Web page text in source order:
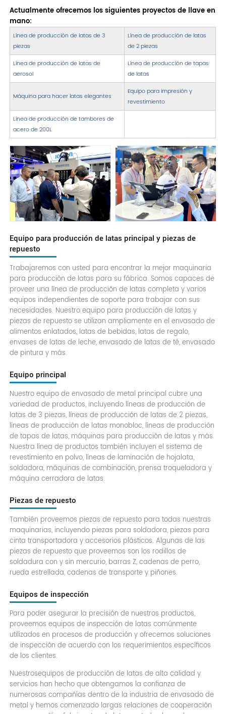
Actualmente ofrecemos los siguientes proyectos de llave en
mano:
Línea de producción de latas de 3
piezas
Línea de producción de latas
de 2 piezas
Línea de producción de latas de
aerosol
Línea de producción de tapas
de latas
Máquina para hacer latas elegantes
Equipo para impresión y
revestimiento
Línea de producción de tambores de
acero de 200L
Equipo para producción de latas principal y piezas de
repuesto
Trabajaremos con usted para encontrar la mejor maquinaria
para producción de latas para su fábrica. Somos capaces de
proveer una línea de producción de latas completa y varios
equipos independientes de soporte para trabajar con sus
necesidades. Nuestro equipo para producción de latas y
piezas de repuesto se utilizan ampliamente en el envasado de
alimentos enlatados, latas de bebidas, latas de regalo,
envases de latas de leche, envasado de latas de té, envasado
de pintura y más.
Equipo principal
Nuestro equipo de envasado de metal principal cubre una
variedad de productos, incluyendo líneas de producción de
latas de 3 piezas, líneas de producción de latas de 2 piezas,
líneas de producción de latas monobloc, líneas de producción
de tapas de latas, máquinas para producción de latas y más.
Nuestra línea de productos también incluyen el sistema de
revestimiento en polvo, líneas de laminación de hojalata,
soldadora, máquinas de combinación, prensa troqueladora y
máquina cerradora de latas.
Piezas de repuesto
También proveemos piezas de repuesto para todas nuestras
maquinarias, incluyendo piezas para soldadora, piezas para
cinta transportadora y accesorios plásticos. Algunas de las
piezas de repuesto que proveemos son los rodillos de
soldadura con y sin mercurio, barras Z, cadenas de perro,
rueda estrellada, cadenas de transporte y piñones.
Equipos de inspección
Para poder asegurar la precisión de nuestros productos,
proveemos equipos de inspección de latas comúnmente
utilizados en procesos de producción y ofrecemos soluciones
de inspección de acuerdo con los requerimientos específicos
de los clientes.
Nuestrosequipos de producción de latas de alta calidad y
servicios han hecho que obtengamos la confianza de
numerosas compañías dentro de la industria de envasado de
metal y hemos comenzado largas relaciones de cooperación